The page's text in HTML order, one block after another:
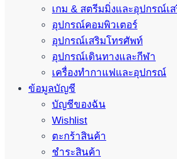
เกม & สตรีมมิ่งและอุปกรณ์เ
อุปกรณ์คอมพิวเตอร์
อุปกรณ์เสริมโทรศัพท์
อุปกรณ์เดินทางและกีฬา
เครื่องทำกาแฟและอุปกรณ์
ข้อมูลบัญชี
บัญชีของฉัน
Wishlist
ตะกร้าสินค้า
ชำระสินค้า